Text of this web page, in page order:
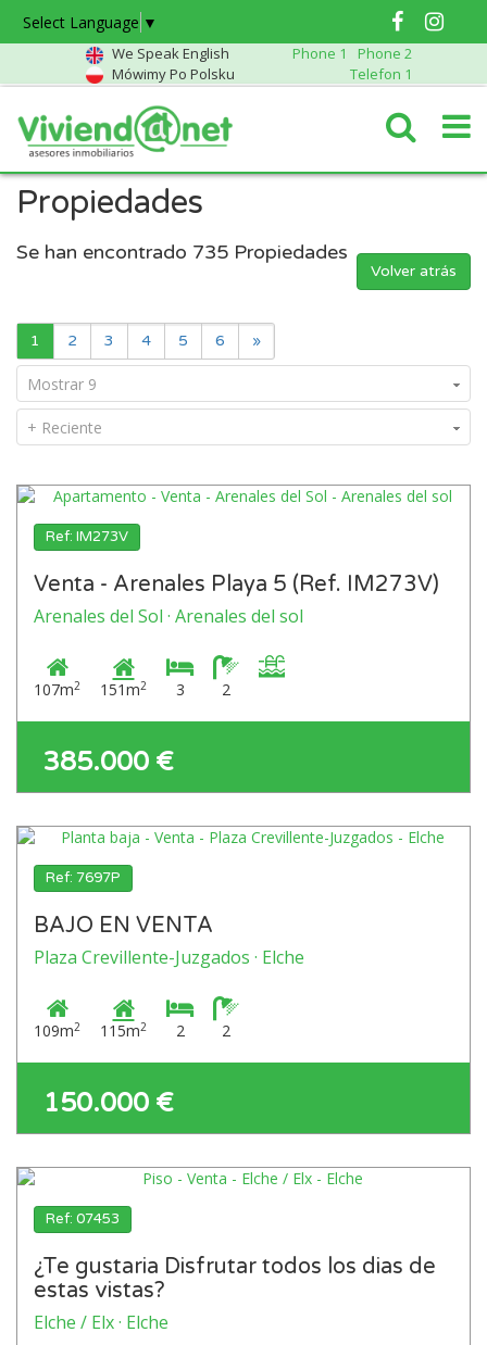
Select Language ▼
We Speak English Phone 1
Phone 2
Mówimy Po Polsku
Telefon 1
Propiedades
Se han encontrado 735 Propiedades
Volver atrás
1 2 3 4 5 6 »
Mostrar 9
+ Reciente
Ref: IM273V
Venta - Arenales Playa 5 (Ref. IM273V)
Arenales del Sol · Arenales del sol
107m2 151m2 3 2
385.000 €
Ref: 7697P
BAJO EN VENTA
Plaza Crevillente-Juzgados · Elche
109m2 115m2 2 2
150.000 €
Ref: 07453
¿Te gustaria Disfrutar todos los dias de
estas vistas?
Elche / Elx · Elche